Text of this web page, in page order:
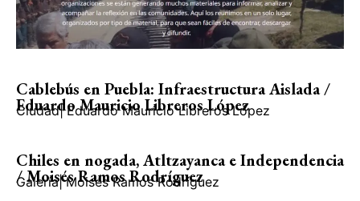
Cablebús en Puebla: Infraestructura Aislada /
Eduardo Mauricio Libreros López
Ciudad| Eduardo Mauricio Libreros López
Chiles en nogada, Atltzayanca e Independencia
/ Moisés Ramos Rodríguez
Galería| Moisés Ramos Rodríguez